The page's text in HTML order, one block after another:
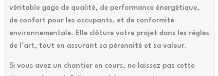
véritable gage de qualité, de performance énergétique,
de confort pour les occupants, et de conformité
environnementale. Elle clôture votre projet dans les règles
de l’art, tout en assurant sa pérennité et sa valeur.
Si vous avez un chantier en cours, ne laissez pas cette